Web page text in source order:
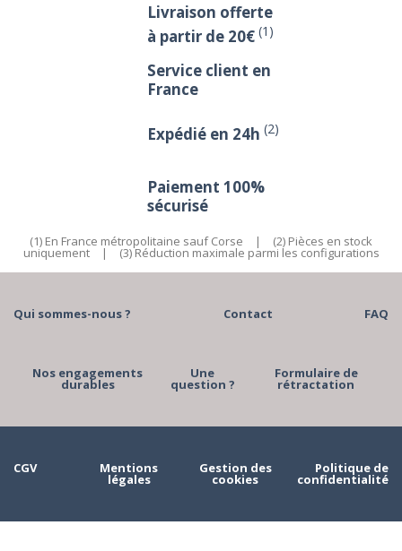
Livraison offerte
à partir de 20€ (1)
Service client en
France
Expédié en 24h (2)
Paiement 100%
sécurisé
(1) En France métropolitaine sauf Corse | (2) Pièces en stock
uniquement | (3) Réduction maximale parmi les configurations
Qui sommes-nous ? Contact FAQ
Nos engagements
durables
Une
question ?
Formulaire de
rétractation
CGV Mentions
légales
Gestion des
cookies
Politique de
confidentialité